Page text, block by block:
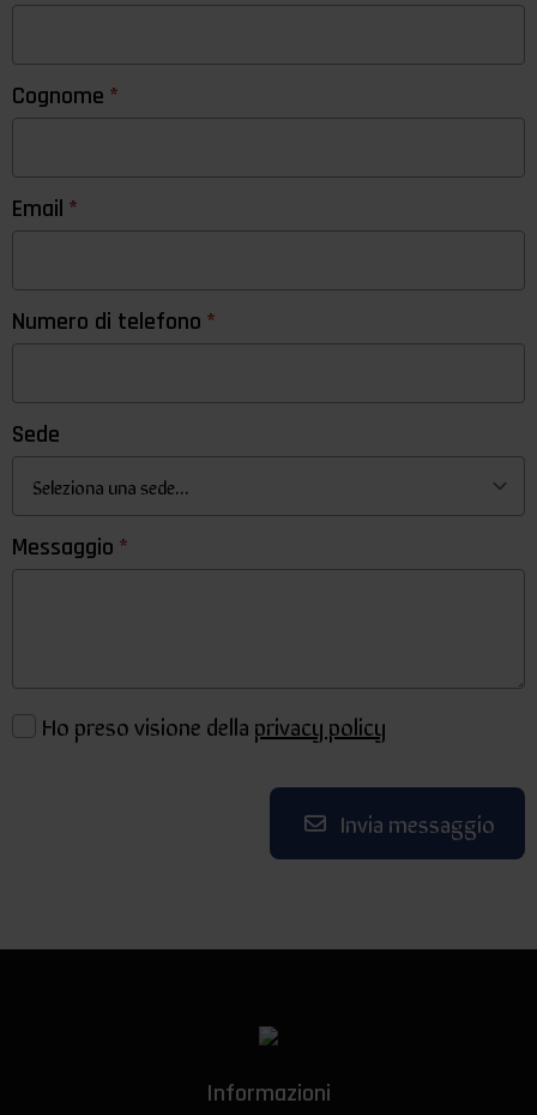
Cognome *
Email *
Numero di telefono *
Sede
Messaggio *
VisioneHo preso visione della privacy policy
Invia messaggio
Informazioni